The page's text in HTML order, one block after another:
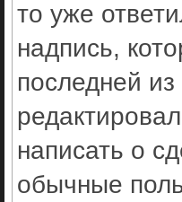
то уже
надпись,
последней
написать о
обычные